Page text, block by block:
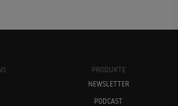
PRODUKTE
NEWSLETTER
PODCAST